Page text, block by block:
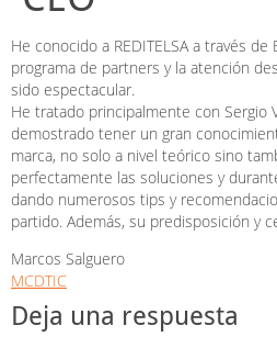
He conocido a REDITELSA a través de
programa de partners y la atención
sido espectacular.
He tratado principalmente con Sergio
demostrado tener un gran
marca, no solo a nivel teórico sino
perfectamente las soluciones y
dando numerosos tips y
partido. Además, su predisposición y
Marcos Salguero
MCDTIC
Deja una respuesta